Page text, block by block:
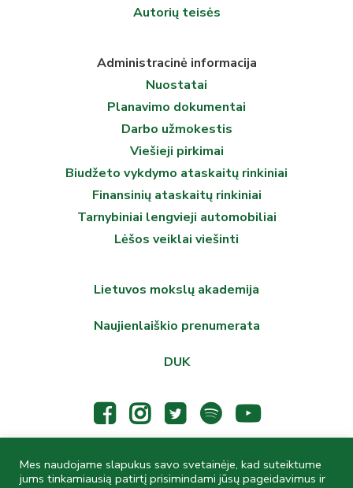
Autorių teisės
Administracinė informacija
Nuostatai
Planavimo dokumentai
Darbo užmokestis
Viešieji pirkimai
Biudžeto vykdymo ataskaitų rinkiniai
Finansinių ataskaitų rinkiniai
Tarnybiniai lengvieji automobiliai
Lėšos veiklai viešinti
Lietuvos mokslų akademija
Naujienlaiškio prenumerata
DUK
© 2026 Lietuvos mokslų akademijos Vrublevskių biblioteka,
Mes naudojame slapukus savo svetainėje, kad suteiktume
jums tinkamiausią patirtį prisimindami jūsų pageidavimus ir